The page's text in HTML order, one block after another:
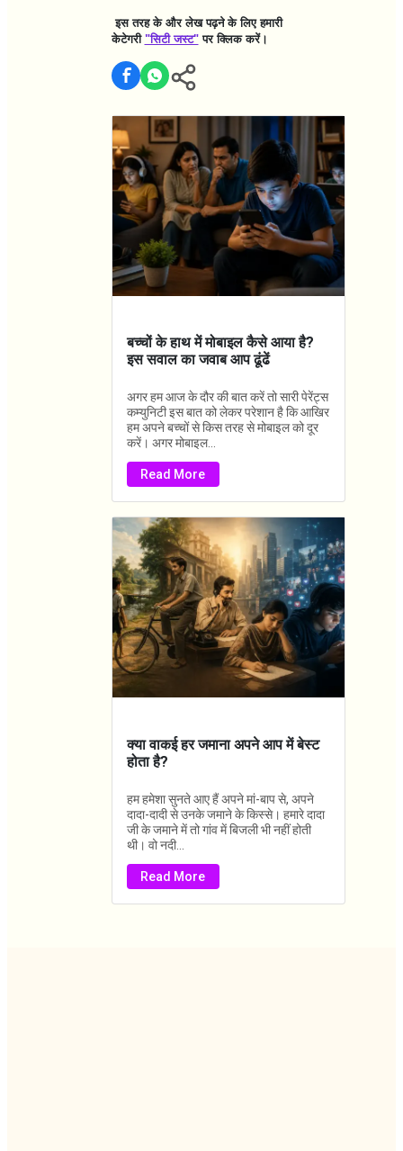
इस तरह के और लेख पढ़ने के लिए हमारी
केटेगरी "सिटी जस्ट" पर क्लिक करें।
बच्चों के हाथ में मोबाइल कैसे आया है?
इस सवाल का जवाब आप ढूंढें
अगर हम आज के दौर की बात करें तो सारी पेरेंट्स
कम्युनिटी इस बात को लेकर परेशान है कि आखिर
हम अपने बच्चों से किस तरह से मोबाइल को दूर
करें। अगर मोबाइल...
Read More
क्या वाकई हर जमाना अपने आप में बेस्ट
होता है?
हम हमेशा सुनते आए हैं अपने मां-बाप से, अपने
दादा-दादी से उनके जमाने के किस्से। हमारे दादा
जी के जमाने में तो गांव में बिजली भी नहीं होती
थी। वो नदी...
Read More